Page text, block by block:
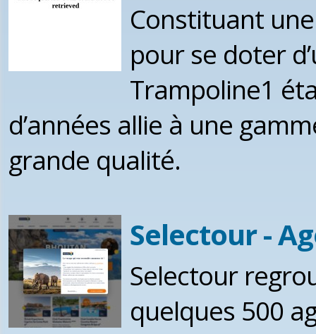
Constituant
pour se doter
Trampoline1
d’années allie à une
grande qualité.
Selectour -
Selectour
quelques 500